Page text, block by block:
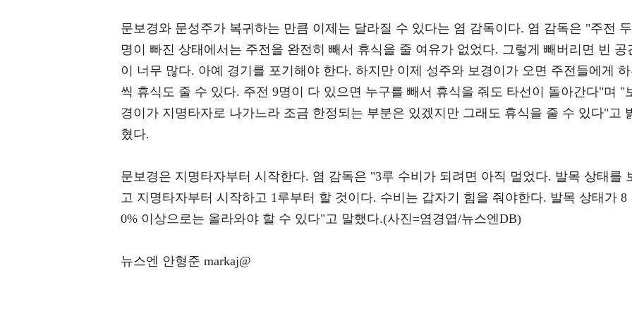
문보경와 문성주가 복귀하는 만큼 이제는 달라질 수 있다는 염 감독이다. 염 감독은 "주전 두
명이 빠진 상태에서는 주전을 완전히 빼서 휴식을 줄 여유가 없었다. 그렇게 빼버리면 빈 공
이 너무 많다. 아예 경기를 포기해야 한다. 하지만 이제 성주와 보경이가 오면 주전들에게
씩 휴식도 줄 수 있다. 주전 9명이 다 있으면 누구를 빼서 휴식을 줘도 타선이 돌아간다"며 "
경이가 지명타자로 나가느라 조금 한정되는 부분은 있겠지만 그래도 휴식을 줄 수 있다"고
혔다.
문보경은 지명타자부터 시작한다. 염 감독은 "3루 수비가 되려면 아직 멀었다. 발목 상태를
고 지명타자부터 시작하고 1루부터 할 것이다. 수비는 갑자기 힘을 줘야한다. 발목 상태가 8
0% 이상으로는 올라와야 할 수 있다"고 말했다.(사진=염경엽/뉴스엔DB)
뉴스엔 안형준 markaj@